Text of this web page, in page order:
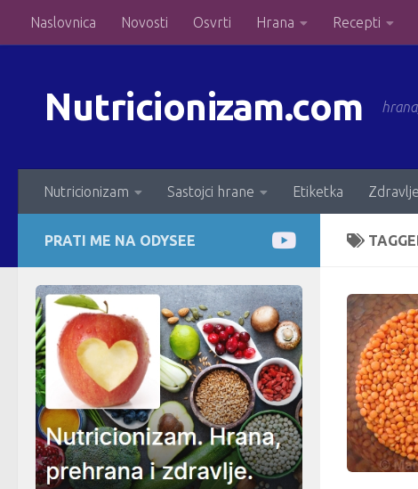
Skip to content
Naslovnica Novosti Osvrti Hrana Recepti
Nutricionizam.com
Nutricionizam Sastojci hrane Etiketka Zdravlje
PRATI ME NA ODYSEE